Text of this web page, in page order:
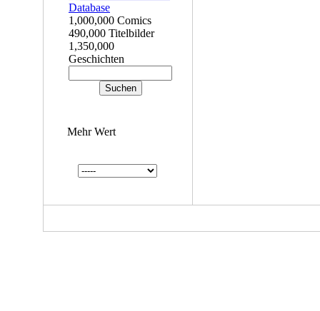
1,000,000 Comics
490,000 Titelbilder
1,350,000
Geschichten
Mehr Wert